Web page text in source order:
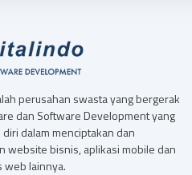
perusahan swasta yang bergerak
dan Software Development yang
dalam menciptakan dan
website bisnis, aplikasi mobile dan
web lainnya.